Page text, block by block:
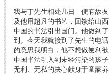
我与丁先生相处几日，便有故
及他用超凡的书艺，回馈给山
中国的书法引出国门。他做到
到。今天我就接到了先生的电
的意思我明白，他不想做被利
中国书法引入到未经污染的孩
无利、无私的决心献身于童蒙